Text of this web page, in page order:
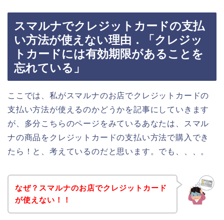
スマルナでクレジットカードの支払
い方法が使えない理由．「クレジッ
トカードには有効期限があることを
忘れている」
ここでは、私がスマルナのお店でクレジットカードの
支払い方法が使えるのかどうかを記事にしていきます
が、多分こちらのページをみているあなたは、スマル
ナの商品をクレジットカードの支払い方法で購入でき
たら！と、考えているのだと思います。でも、、、。
なぜ？スマルナのお店でクレジットカード
が使えない！！